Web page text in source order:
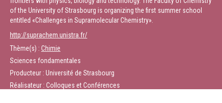
of the University of Strasbourg is organizing the first summer school
entitled «Challenges in Supramolecular Chemistry».
http://suprachem.unistra.fr/
Thème(s) : Chimie
Sciences fondamentales
Producteur : Université de Strasbourg
Réalisateur : Colloques et Conférences